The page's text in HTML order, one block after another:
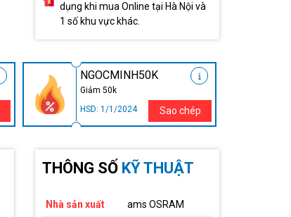
dụng khi mua Online tại Hà Nội và
1 số khu vực khác.
NGOCMINH50K
Giảm 50k
HSD: 1/1/2024
Sao chép
THÔNG SỐ KỸ THUẬT
Nhà sản xuất
ams OSRAM